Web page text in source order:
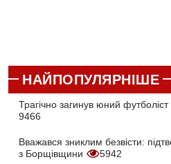
НАЙПОПУЛЯРНІШЕ
Трагічно загинув юний
9466
Вважався зниклим безвісти:
з Борщівщини
5942